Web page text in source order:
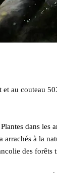
au couteau
dans les
arrachés à la
des forêts